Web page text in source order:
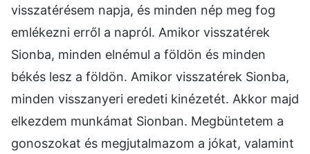
visszatérésem napja, és minden nép meg fog
emlékezni erről a napról. Amikor visszatérek
Sionba, minden elnémul a földön és minden
békés lesz a földön. Amikor visszatérek Sionba,
minden visszanyeri eredeti kinézetét. Akkor majd
elkezdem munkámat Sionban. Megbüntetem a
gonoszokat és megjutalmazom a jókat, valamint